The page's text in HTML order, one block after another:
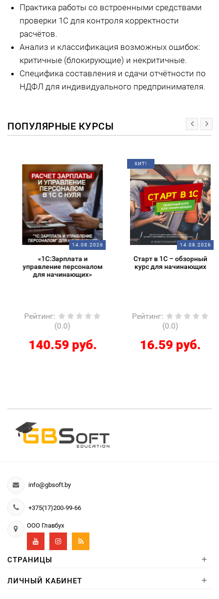
Практика работы со встроенными средствами
проверки 1С для контроля корректности
расчётов.
Анализ и классификация возможных ошибок:
критичные (блокирующие) и некритичные.
Специфика составления и сдачи отчётности по
НДФЛ для индивидуального предпринимателя.
ПОПУЛЯРНЫЕ КУРСЫ
14.08.2026
«1С:Зарплата и
управление персоналом
для начинающих»
Рейтинг:
(0.0)
140.59 руб.
ХИТ!
14.08.2026
Старт в 1С – обзорный
курс для начинающих
Рейтинг:
(0.0)
16.59 руб.
info@gbsoft.by
+375(17)200-99-66
ООО Главбух
СТРАНИЦЫ +
ЛИЧНЫЙ КАБИНЕТ +